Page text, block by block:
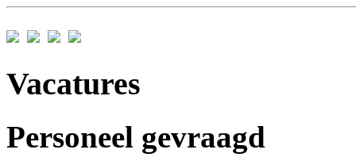
Vacatures
Personeel gevraagd